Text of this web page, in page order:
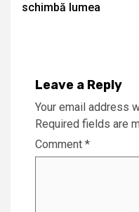
schimbă lumea
Leave a Reply
Your email address
Required fields are
Comment *